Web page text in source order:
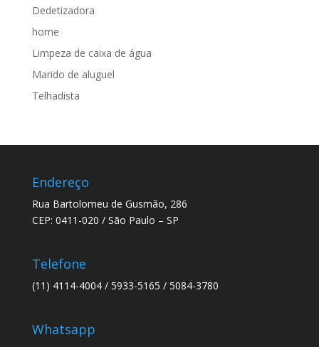
Dedetizadora
home
Limpeza de caixa de água
Marido de aluguel
Telhadista
Endereço
Rua Bartolomeu de Gusmão, 286
CEP: 0411-020 / São Paulo – SP
Telefone
(11) 4114-4004 / 5933-5165 / 5084-3780
Whatsapp